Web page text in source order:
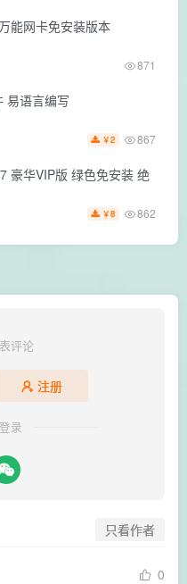
能网卡免安装版本
871
易语言编写
￥2 867
豪华VIP版 绿色免安装 绝
￥8 862
评论
注册
录
只看作者
0